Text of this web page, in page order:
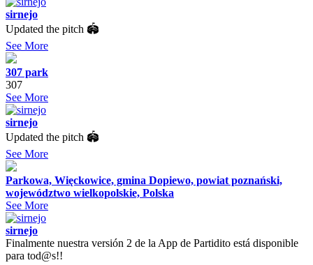
sirnejo
Updated the pitch 🏟
See More
307 park
307
See More
sirnejo
Updated the pitch 🏟
See More
Parkowa, Więckowice, gmina Dopiewo, powiat poznański,
województwo wielkopolskie, Polska
See More
sirnejo
Finalmente nuestra versión 2 de la App de Partidito está disponible
para tod@s!!